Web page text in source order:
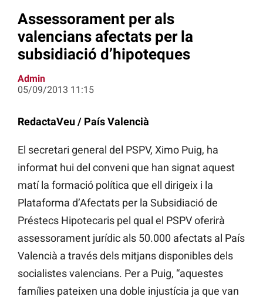
Assessorament per als
valencians afectats per la
subsidiació d’hipoteques
Admin
05/09/2013 11:15
RedactaVeu / País Valencià
El secretari general del PSPV, Ximo Puig, ha
informat hui del conveni que han signat aquest
matí la formació política que ell dirigeix i la
Plataforma d’Afectats per la Subsidiació de
Préstecs Hipotecaris pel qual el PSPV oferirà
assessorament jurídic als 50.000 afectats al País
Valencià a través dels mitjans disponibles dels
socialistes valencians. Per a Puig, “aquestes
famílies pateixen una doble injustícia ja que van